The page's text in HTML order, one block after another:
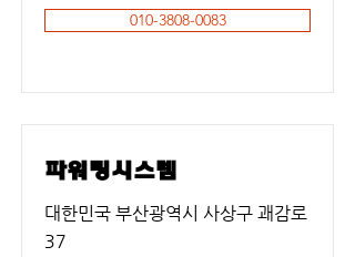
010-3808-0083
파워링시스템
대한민국 부산광역시 사상구 괘감로
37